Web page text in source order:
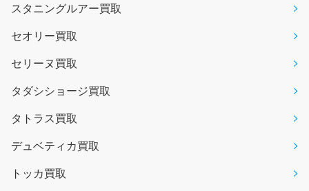
スタニングルアー買取
セオリー買取
セリーヌ買取
タダシショージ買取
タトラス買取
デュベティカ買取
トッカ買取